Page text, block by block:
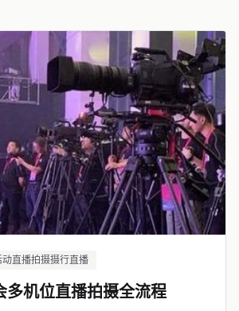
直播拍摄摄行直播
多机位直播拍摄全流程